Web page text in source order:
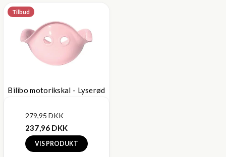
Tilbud
Bilibo motorikskal - Lyserød
279,95 DKK
237,96 DKK
VIS PRODUKT